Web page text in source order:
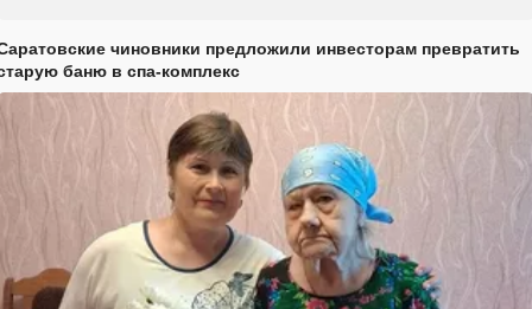
чиновники предложили инвесторам превратить
баню в спа-комплекс